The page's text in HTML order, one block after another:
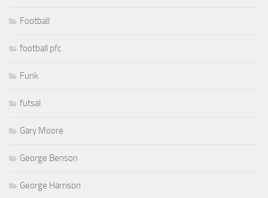
Football
football pfc
Funk
futsal
Gary Moore
George Benson
George Harrison